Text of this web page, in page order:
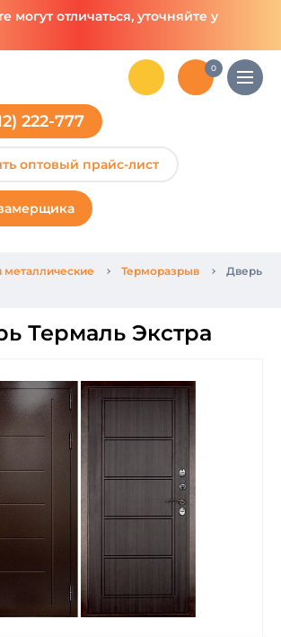
могут отличаться, уточняйте у
0
222-777
оптовый прайс-лист
металлические Терморазрыв
Дверь
Термаль Экстра